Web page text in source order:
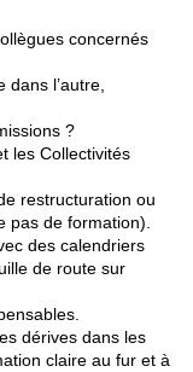
concernés
l’autre,
?
les Collectivités
restructuration ou
pas de formation).
des calendriers
de route sur
dérives dans les
claire au fur et à